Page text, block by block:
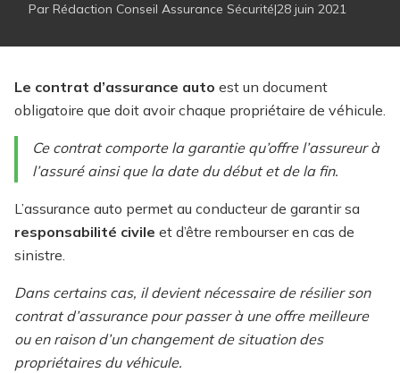
Par Rédaction Conseil Assurance Sécurité|28 juin 2021
Le contrat d’assurance auto est un document
obligatoire que doit avoir chaque propriétaire de véhicule.
Ce contrat comporte la garantie qu’offre l’assureur à
l’assuré ainsi que la date du début et de la fin.
L’assurance auto permet au conducteur de garantir sa
responsabilité civile et d’être rembourser en cas de
sinistre.
Dans certains cas, il devient nécessaire de résilier son
contrat d’assurance pour passer à une offre meilleure
ou en raison d’un changement de situation des
propriétaires du véhicule.